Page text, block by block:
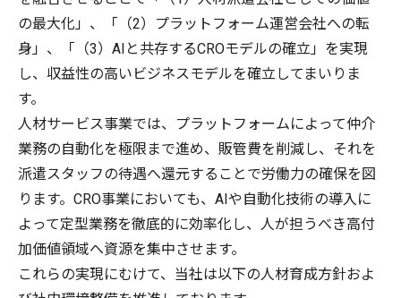
の最大化」、「（2）プラットフォーム運営会社への転
身」、「（3）AIと共存するCROモデルの確立」を実現
し、収益性の高いビジネスモデルを確立してまいりま
す。
人材サービス事業では、プラットフォームによって仲介
業務の自動化を極限まで進め、販管費を削減し、それを
派遣スタッフの待遇へ還元することで労働力の確保を図
ります。CRO事業においても、AIや自動化技術の導入に
よって定型業務を徹底的に効率化し、人が担うべき高付
加価値領域へ資源を集中させます。
これらの実現にむけて、当社は以下の人材育成方針およ